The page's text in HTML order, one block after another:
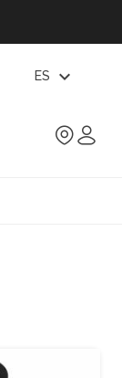
ES expand_more